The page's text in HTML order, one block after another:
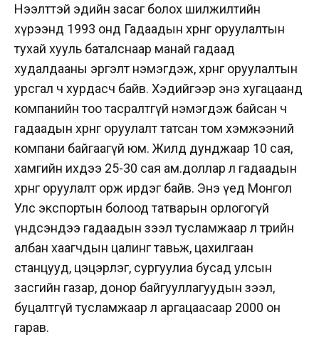
Нээлттэй эдийн засаг болох шилжилтийн
хүрээнд 1993 онд Гадаадын хөрөнгө оруулалтын
тухай хууль баталснаар манай гадаад
худалдааны эргэлт нэмэгдэж, хөрөнгө оруулалтын
урсгал ч хурдасч байв. Хэдийгээр энэ хугацаанд
компанийн тоо тасралтгүй нэмэгдэж байсан ч
гадаадын хөрөнгө оруулалт татсан том хэмжээний
компани байгаагүй юм. Жилд дунджаар 10 сая,
хамгийн ихдээ 25-30 сая ам.доллар л гадаадын
хөрөнгө оруулалт орж ирдэг байв. Энэ үед Монгол
Улс экспортын болоод татварын орлогогүй
үндсэндээ гадаадын зээл тусламжаар л төрийн
албан хаагчдын цалинг тавьж, цахилгаан
станцууд, цэцэрлэг, сургуулиа бусад улсын
засгийн газар, донор байгууллагуудын зээл,
буцалтгүй тусламжаар л аргацаасаар 2000 он
гарав.